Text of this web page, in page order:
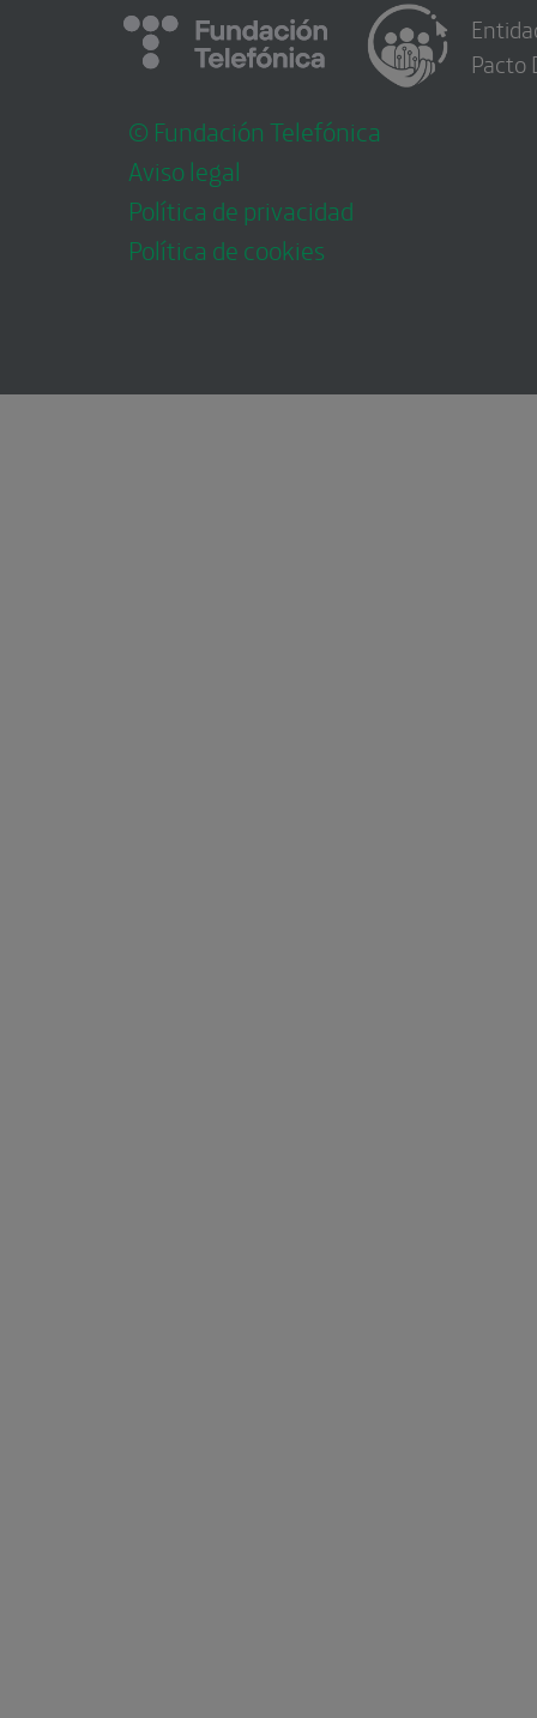
© Fundación Telefónica
Aviso legal
Política de privacidad
Política de cookies
Pacto